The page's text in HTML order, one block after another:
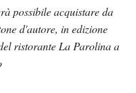
possibile acquistare da
d'autore, in edizione
ristorante La Parolina a